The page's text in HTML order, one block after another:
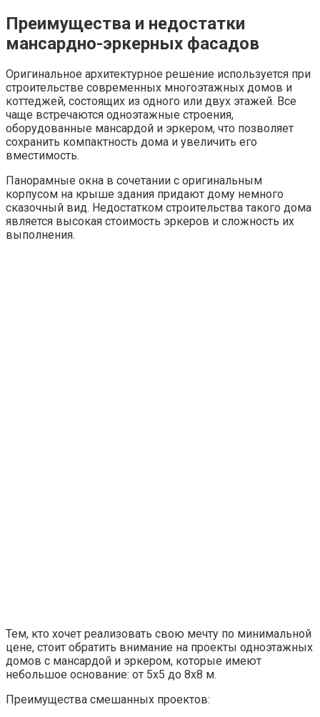
Преимущества и недостатки
мансардно-эркерных фасадов
Оригинальное архитектурное решение используется при
строительстве современных многоэтажных домов и
коттеджей, состоящих из одного или двух этажей. Все
чаще встречаются одноэтажные строения,
оборудованные мансардой и эркером, что позволяет
сохранить компактность дома и увеличить его
вместимость.
Панорамные окна в сочетании с оригинальным
корпусом на крыше здания придают дому немного
сказочный вид. Недостатком строительства такого дома
является высокая стоимость эркеров и сложность их
выполнения.
Тем, кто хочет реализовать свою мечту по минимальной
цене, стоит обратить внимание на проекты одноэтажных
домов с мансардой и эркером, которые имеют
небольшое основание: от 5х5 до 8х8 м.
Преимущества смешанных проектов: